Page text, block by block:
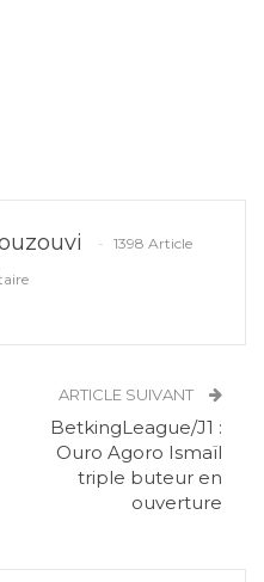
1398 Article
ARTICLE SUIVANT
BetkingLeague/J1 :
Ouro Agoro Ismaïl
triple buteur en
ouverture